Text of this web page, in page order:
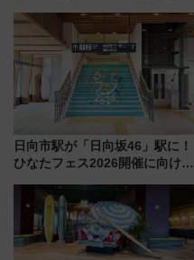
日向市駅が「日向坂46」駅に！
ひなたフェス2026開催に向けJR
全力応援 夜行列車「ドリーム
おひさま号」も走る